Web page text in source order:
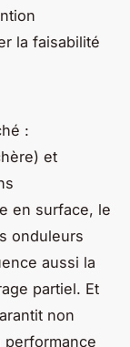
la faisabilité
:
et
en surface, le
onduleurs
aussi la
partiel. Et
non
performance